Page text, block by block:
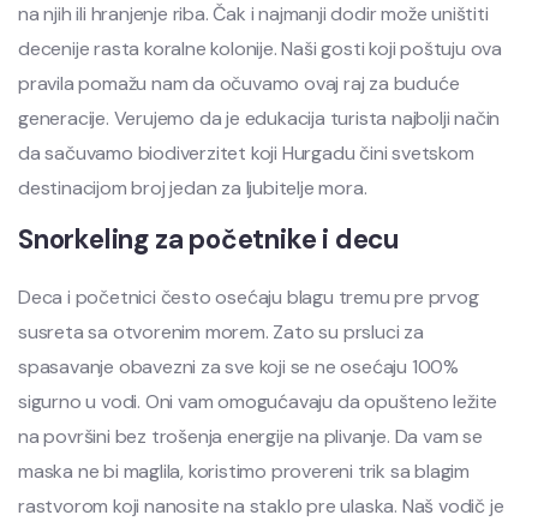
na njih ili hranjenje riba. Čak i najmanji dodir može uništiti
decenije rasta koralne kolonije. Naši gosti koji poštuju ova
pravila pomažu nam da očuvamo ovaj raj za buduće
generacije. Verujemo da je edukacija turista najbolji način
da sačuvamo biodiverzitet koji Hurgadu čini svetskom
destinacijom broj jedan za ljubitelje mora.
Snorkeling za početnike i decu
Deca i početnici često osećaju blagu tremu pre prvog
susreta sa otvorenim morem. Zato su prsluci za
spasavanje obavezni za sve koji se ne osećaju 100%
sigurno u vodi. Oni vam omogućavaju da opušteno ležite
na površini bez trošenja energije na plivanje. Da vam se
maska ne bi maglila, koristimo provereni trik sa blagim
rastvorom koji nanosite na staklo pre ulaska. Naš vodič je